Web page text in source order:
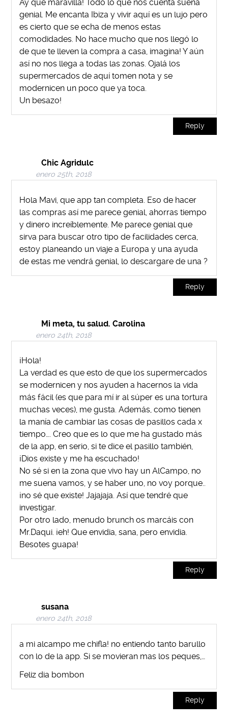
Ay que maravilla! Todo lo que nos cuenta suena
genial. Me encanta Ibiza y vivir aquí es un lujo pero
es cierto que se echa de menos estas
comodidades. No hace mucho que nos llegó lo
de que te lleven la compra a casa, imagina! Y aún
así no nos llega a todas las zonas. Ojalá los
supermercados de aquí tomen nota y se
modernicen un poco que ya toca.
Un besazo!
Reply
Chic Agridulc
enero 25th, 2018
Hola Mavi, que app tan completa. Eso de hacer
las compras así me parece genial, ahorras tiempo
y dinero increíblemente. Me parece genial que
sirva para buscar otro tipo de facilidades cerca,
estoy planeando un viaje a Europa y una ayuda
de estas me vendrá genial, lo descargare de una ?
Reply
Mi meta, tu salud. Carolina
enero 24th, 2018
¡Hola!
La verdad es que esto de que los supermercados
se modernicen y nos ayuden a hacernos la vida
más fácil (es que para mí ir al súper es una tortura
muchas veces), me gusta. Además, como tienen
la manía de cambiar las cosas de pasillos cada x
tiempo…. Creo que es lo que me ha gustado más
de la app, en serio, si te dice el pasillo también,
¡Dios existe y me ha escuchado!
No sé si en la zona que vivo hay un AlCampo, no
me suena vamos, y se haber uno, no voy porque..
¡no sé que existe! Jajajaja. Así que tendré que
investigar.
Por otro lado, menudo brunch os marcáis con
Mr.Daqui. ¡eh! Que envidia, sana, pero envidia.
Besotes guapa!
Reply
susana
enero 24th, 2018
a mi alcampo me chifla! no entiendo tanto barullo
con lo de la app. Si se movieran mas los peques,…
Feliz dia bombon
Reply